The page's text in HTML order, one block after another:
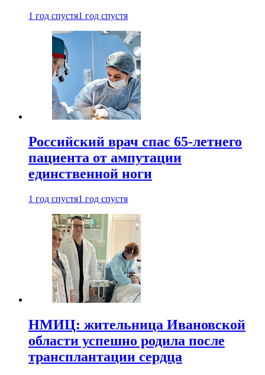
1 год спустя1 год спустя
Российский врач спас 65-летнего
пациента от ампутации
единственной ноги
1 год спустя1 год спустя
НМИЦ: жительница Ивановской
области успешно родила после
трансплантации сердца